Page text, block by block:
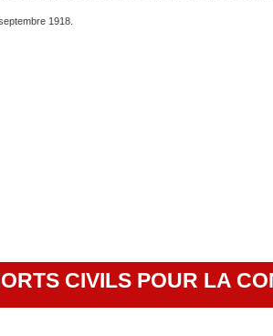
1918.
CIVILS POUR LA